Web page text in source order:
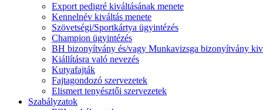
Export pedigré kiváltásának menete
Kennelnév kiváltás menete
Szövetségi/Sportkártya ügyintézés
Champion ügyintézés
BH bizonyítvány és/vagy Munkavizsga bizonyítvány
Kiállításra való nevezés
Kutyafajták
Fajtagondozó szervezetek
Elismert tenyésztői szervezetek
Szabályzatok